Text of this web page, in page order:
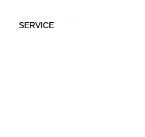
SERVICE